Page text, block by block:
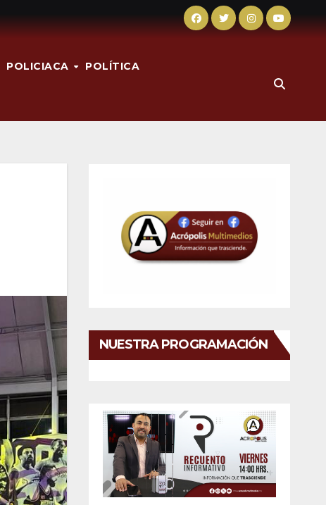
POLICIACA POLÍTICA
NUESTRA PROGRAMACIÓN